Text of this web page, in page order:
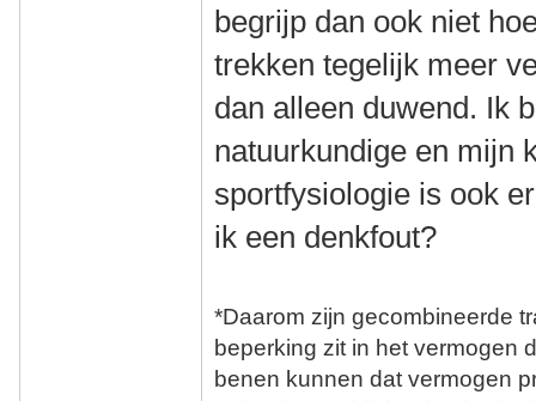
begrijp dan ook niet
trekken tegelijk meer
dan alleen duwend. Ik
natuurkundige en mijn
sportfysiologie is ook
ik een denkfout?
*Daarom zijn gecombineerde
beperking zit in het vermogen
benen kunnen dat vermogen